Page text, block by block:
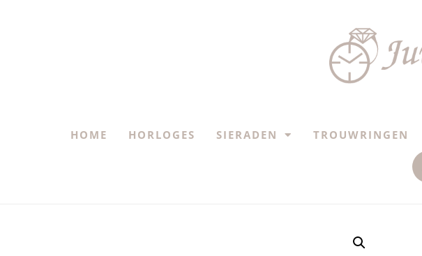
HOME HORLOGES SIERADEN TROUWRINGEN